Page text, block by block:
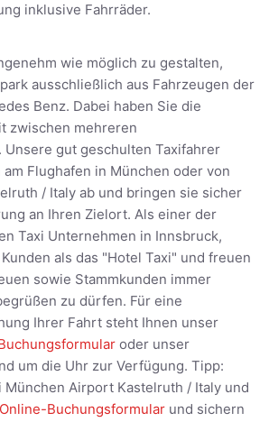
inklusive Fahrräder.
wie möglich zu gestalten,
ausschließlich aus Fahrzeugen der
Benz. Dabei haben Sie die
zwischen mehreren
Unsere gut geschulten Taxifahrer
Flughafen in München oder von
/ Italy ab und bringen sie sicher
an Ihren Zielort. Als einer der
Taxi Unternehmen in Innsbruck,
als das "Hotel Taxi" und freuen
sowie Stammkunden immer
zu dürfen. Für eine
Ihrer Fahrt steht Ihnen unser
oder unser
um die Uhr zur Verfügung. Tipp:
München Airport Kastelruth / Italy und
Online-Buchungsformular und sichern